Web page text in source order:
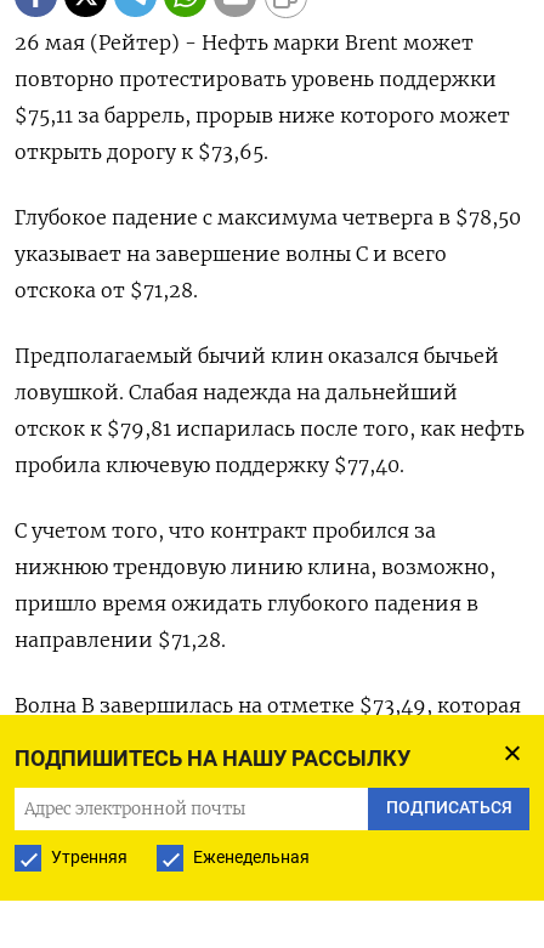
ПОДПИШИТЕСЬ НА НАШУ РАССЫЛКУ
ПОДПИСАТЬСЯ
Утренняя Еженедельная
26 мая (Рейтер) - Нефть марки Brent может
повторно протестировать уровень поддержки
$75,11 за баррель, прорыв ниже которого может
открыть дорогу к $73,65.
Глубокое падение с максимума четверга в $78,50
указывает на завершение волны С и всего
отскока от $71,28.
Предполагаемый бычий клин оказался бычьей
ловушкой. Слабая надежда на дальнейший
отскок к $79,81 испарилась после того, как нефть
пробила ключевую поддержку $77,40.
С учетом того, что контракт пробился за
нижнюю трендовую линию клина, возможно,
пришло время ожидать глубокого падения в
направлении $71,28.
Волна B завершилась на отметке $73,49, которая
зафиксировано на уровне $76,65, прорыв выше
которого может привести к росту до $77,40.
На дневном графике попытка пробить отметку